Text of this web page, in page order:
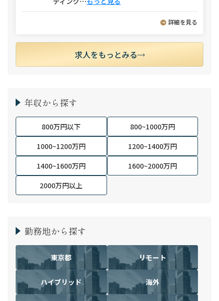
詳細を見る
求人をもっとみる
年収から探す
800万円以下
800~1000万円
1000~1200万円
1200~1400万円
1400~1600万円
1600~2000万円
2000万円以上
勤務地から探す
東京都 リモート
ハイブリッド 海外